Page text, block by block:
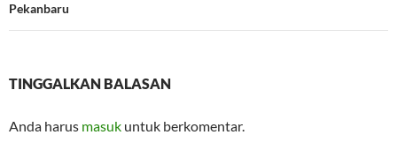
Pekanbaru
TINGGALKAN BALASAN
Anda harus masuk untuk berkomentar.